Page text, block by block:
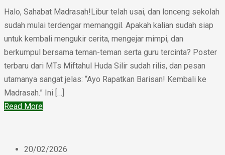
Halo, Sahabat Madrasah!Libur telah usai, dan lonceng sekolah
sudah mulai terdengar memanggil. Apakah kalian sudah siap
untuk kembali mengukir cerita, mengejar mimpi, dan
berkumpul bersama teman-teman serta guru tercinta? Poster
terbaru dari MTs Miftahul Huda Silir sudah rilis, dan pesan
utamanya sangat jelas: “Ayo Rapatkan Barisan! Kembali ke
Madrasah.” Ini […]
Read More
20/02/2026